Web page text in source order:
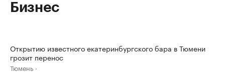
Бизнес
Открытию известного екатеринбургского бара в Тюмени
грозит перенос
Тюмень